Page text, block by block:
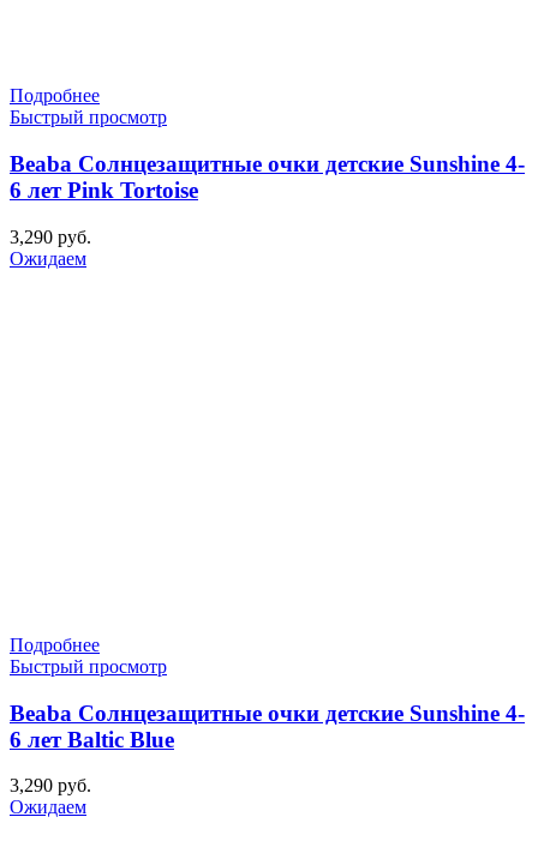
Подробнее
Быстрый просмотр
Beaba Солнцезащитные очки детские Sunshine 4-
6 лет Pink Tortoise
3,290 руб.
Ожидаем
Подробнее
Быстрый просмотр
Beaba Солнцезащитные очки детские Sunshine 4-
6 лет Baltic Blue
3,290 руб.
Ожидаем